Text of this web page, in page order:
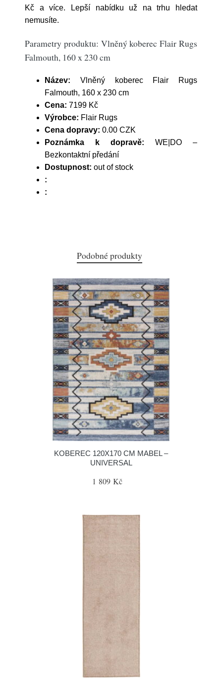
Kč a více. Lepší nabídku už na trhu hledat
nemusíte.
Parametry produktu: Vlněný koberec Flair Rugs
Falmouth, 160 x 230 cm
Název: Vlněný koberec Flair Rugs
Falmouth, 160 x 230 cm
Cena: 7199 Kč
Výrobce: Flair Rugs
Cena dopravy: 0.00 CZK
Poznámka k dopravě: WE|DO –
Bezkontaktní předání
Dostupnost: out of stock
:
:
Podobné produkty
KOBEREC 120X170 CM MABEL –
UNIVERSAL
1 809 Kč